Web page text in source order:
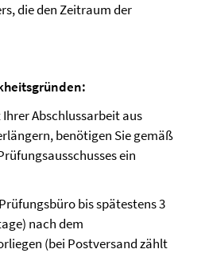
die den Zeitraum der
Abschlussarbeit aus
benötigen Sie gemäß
ein
bis spätestens 3
nach dem
(bei Postversand zählt